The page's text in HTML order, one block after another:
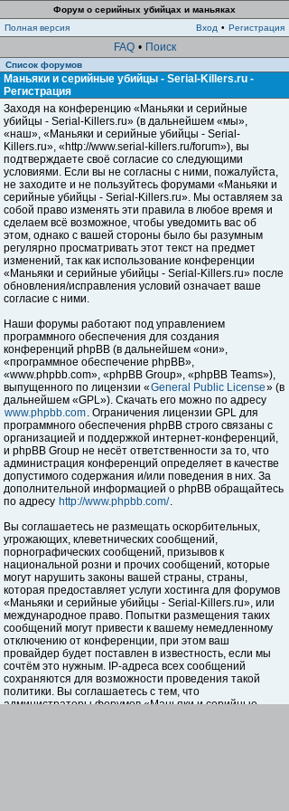
Форум о серийных убийцах и маньяках
Полная версия
Вход • Регистрация
FAQ • Поиск
Список форумов
Маньяки и серийные убийцы - Serial-Killers.ru -
Регистрация
Заходя на конференцию «Маньяки и серийные
убийцы - Serial-Killers.ru» (в дальнейшем «мы»,
«наш», «Маньяки и серийные убийцы - Serial-
Killers.ru», «http://www.serial-killers.ru/forum»), вы
подтверждаете своё согласие со следующими
условиями. Если вы не согласны с ними, пожалуйста,
не заходите и не пользуйтесь форумами «Маньяки и
серийные убийцы - Serial-Killers.ru». Мы оставляем за
собой право изменять эти правила в любое время и
сделаем всё возможное, чтобы уведомить вас об
этом, однако с вашей стороны было бы разумным
регулярно просматривать этот текст на предмет
изменений, так как использование конференции
«Маньяки и серийные убийцы - Serial-Killers.ru» после
обновления/исправления условий означает ваше
согласие с ними.
Наши форумы работают под управлением
программного обеспечения для создания
конференций phpBB (в дальнейшем «они»,
«программное обеспечение phpBB»,
«www.phpbb.com», «phpBB Group», «phpBB Teams»),
выпущенного по лицензии «General Public License» (в
дальнейшем «GPL»). Скачать его можно по адресу
www.phpbb.com. Ограничения лицензии GPL для
программного обеспечения phpBB строго связаны с
организацией и поддержкой интернет-конференций,
и phpBB Group не несёт ответственности за то, что
администрация конференций определяет в качестве
допустимого содержания и/или поведения в них. За
дополнительной информацией о phpBB обращайтесь
по адресу http://www.phpbb.com/.
Вы соглашаетесь не размещать оскорбительных,
угрожающих, клеветнических сообщений,
порнографических сообщений, призывов к
национальной розни и прочих сообщений, которые
могут нарушить законы вашей страны, страны,
которая предоставляет услуги хостинга для форумов
«Маньяки и серийные убийцы - Serial-Killers.ru», или
международное право. Попытки размещения таких
сообщений могут привести к вашему немедленному
отключению от конференции, при этом ваш
провайдер будет поставлен в известность, если мы
сочтём это нужным. IP-адреса всех сообщений
сохраняются для возможности проведения такой
политики. Вы соглашаетесь с тем, что
администраторы форумов «Маньяки и серийные